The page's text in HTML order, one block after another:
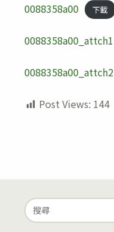
0088358a00 下載
0088358a00_attch1
0088358a00_attch2
Post Views: 144
Search
for: